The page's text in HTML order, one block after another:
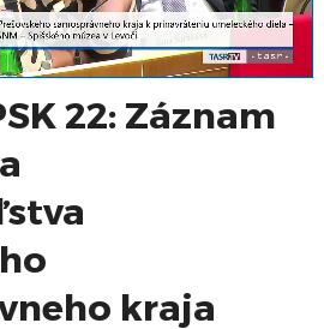
22: Záznam
kraja